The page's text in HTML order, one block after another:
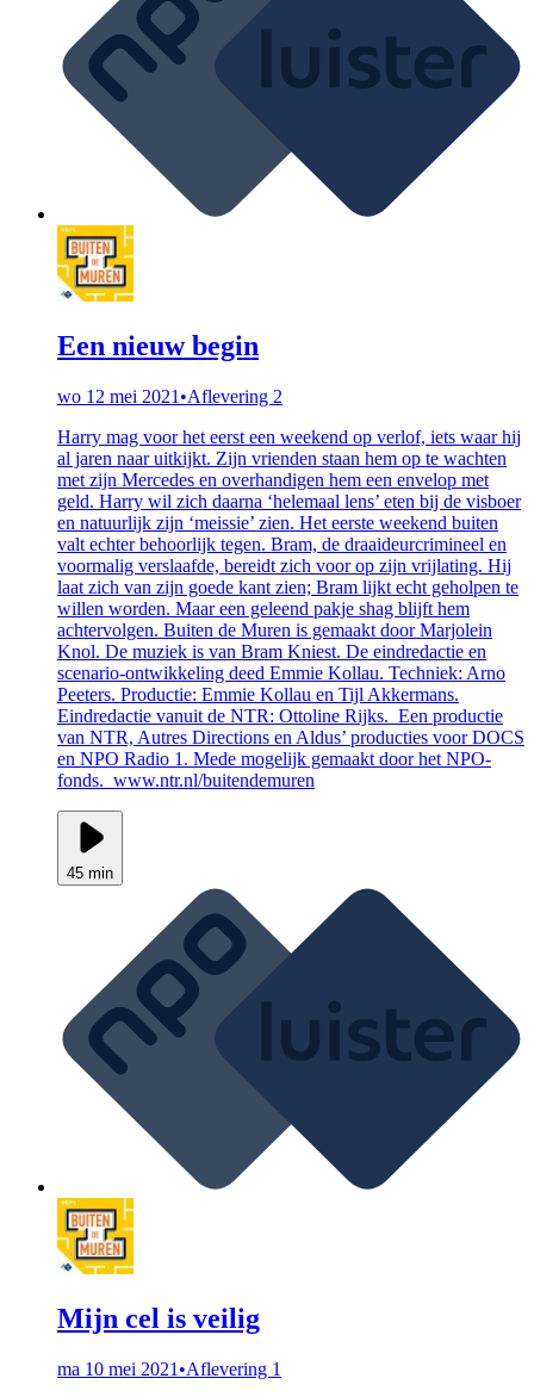
Een nieuw begin
wo 12 mei 2021 •Aflevering 2
Harry mag voor het eerst een weekend op verlof, iets waar hij
al jaren naar uitkijkt. Zijn vrienden staan hem op te wachten
met zijn Mercedes en overhandigen hem een envelop met
geld. Harry wil zich daarna ‘helemaal lens’ eten bij de visboer
en natuurlijk zijn ‘meissie’ zien. Het eerste weekend buiten
valt echter behoorlijk tegen. Bram, de draaideurcrimineel en
voormalig verslaafde, bereidt zich voor op zijn vrijlating. Hij
laat zich van zijn goede kant zien; Bram lijkt echt geholpen te
willen worden. Maar een geleend pakje shag blijft hem
achtervolgen. Buiten de Muren is gemaakt door Marjolein
Knol. De muziek is van Bram Kniest. De eindredactie en
scenario-ontwikkeling deed Emmie Kollau. Techniek: Arno
Peeters. Productie: Emmie Kollau en Tijl Akkermans.
Eindredactie vanuit de NTR: Ottoline Rijks. Een productie
van NTR, Autres Directions en Aldus’ producties voor DOCS
en NPO Radio 1. Mede mogelijk gemaakt door het NPO-
fonds. www.ntr.nl/buitendemuren
45 min
Mijn cel is veilig
ma 10 mei 2021 •Aflevering 1